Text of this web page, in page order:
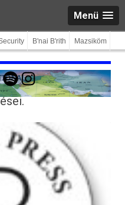
Menü
B'nai B'rith Mazsiköm
SpotifyInstagram